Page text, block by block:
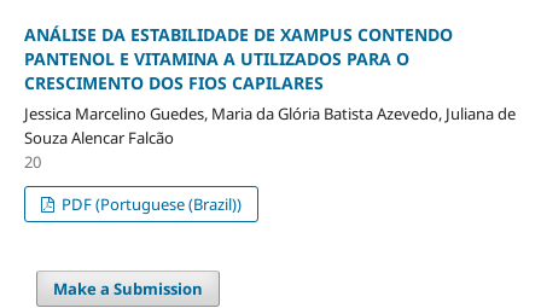
ANÁLISE DA ESTABILIDADE DE XAMPUS CONTENDO
PANTENOL E VITAMINA A UTILIZADOS PARA O
CRESCIMENTO DOS FIOS CAPILARES
Jessica Marcelino Guedes, Maria da Glória Batista Azevedo, Juliana de
Souza Alencar Falcão
20
PDF (Portuguese (Brazil))
Make a Submission